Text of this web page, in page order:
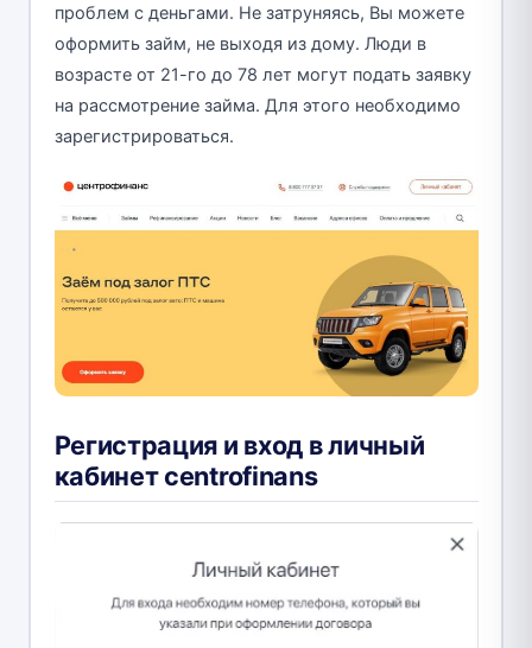
проблем с деньгами. Не затруняясь, Вы можете
оформить займ, не выходя из дому. Люди в
возрасте от 21-го до 78 лет могут подать заявку
на рассмотрение займа. Для этого необходимо
зарегистрироваться.
Регистрация и вход в личный
кабинет centrofinans